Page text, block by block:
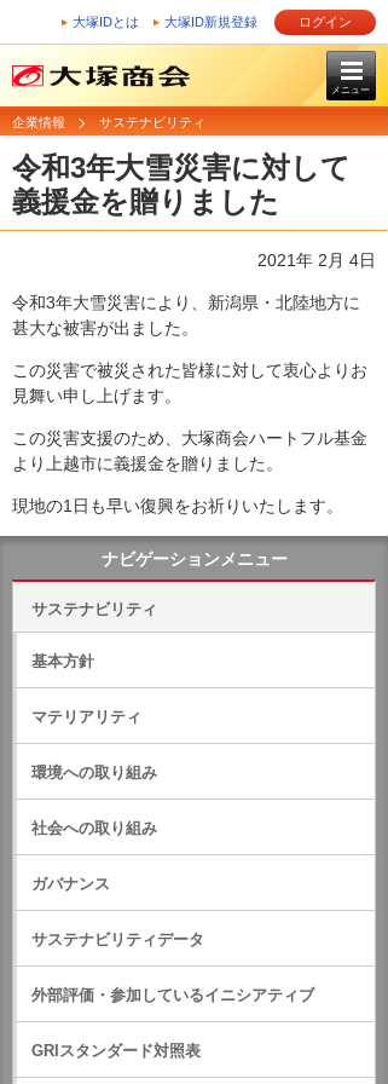
大塚IDとは 大塚ID新規登録 ログイン
メニュー
企業情報 サステナビリティ
令和3年大雪災害に対して
義援金を贈りました
2021年 2月 4日
令和3年大雪災害により、新潟県・北陸地方に
甚大な被害が出ました。
この災害で被災された皆様に対して衷心よりお
見舞い申し上げます。
この災害支援のため、大塚商会ハートフル基金
より上越市に義援金を贈りました。
現地の1日も早い復興をお祈りいたします。
ナビゲーションメニュー
サステナビリティ
基本方針
マテリアリティ
環境への取り組み
社会への取り組み
ガバナンス
サステナビリティデータ
外部評価・参加しているイニシアティブ
GRIスタンダード対照表